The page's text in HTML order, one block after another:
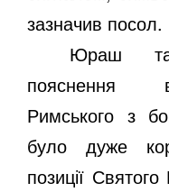
зазначив посол.
Юраш
пояснення
Римського з
було дуже
позиції